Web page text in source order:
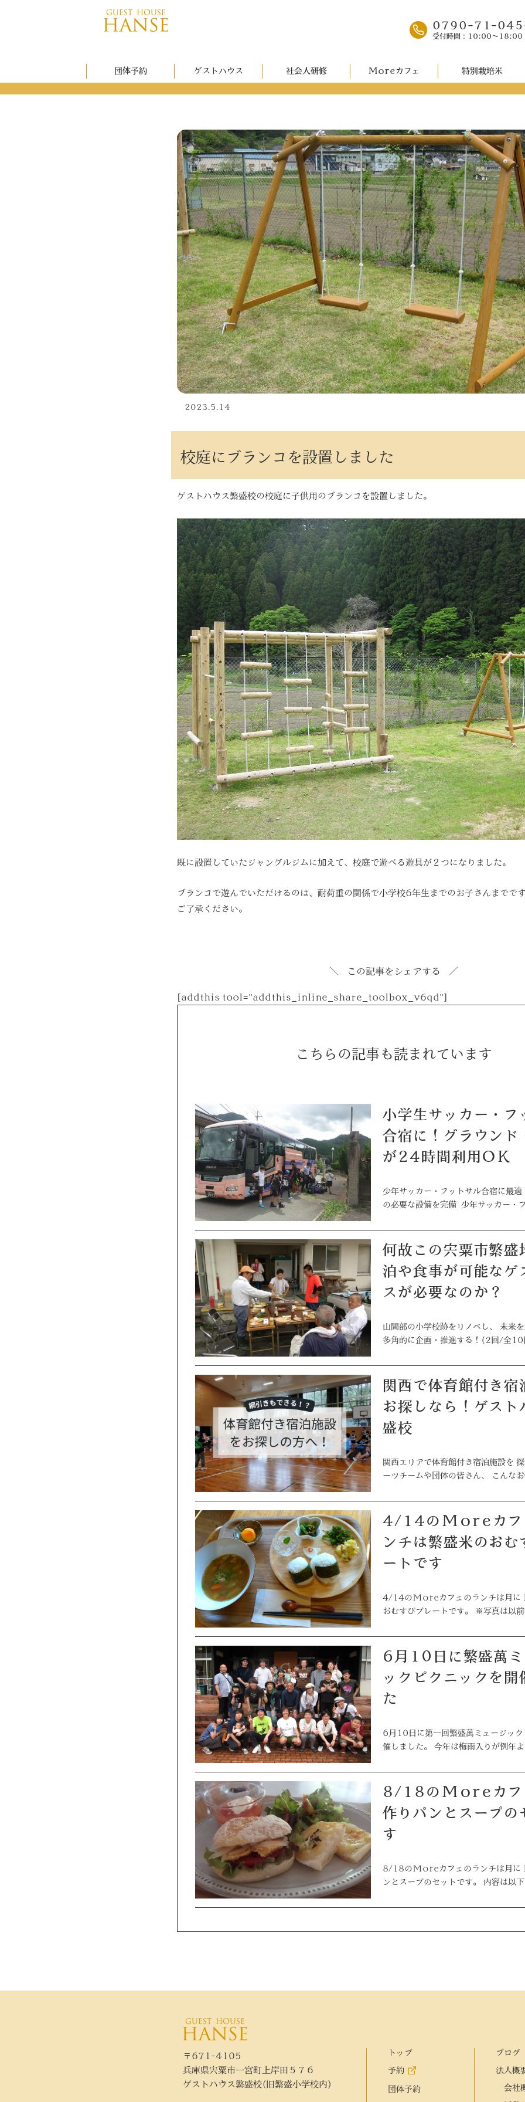
0790-71-
受付時間：10:00～18:00
団体予約 ゲストハウス 社会人研修 Moreカフェ 特別栽培米
2023.5.14
校庭にブランコを設置しました
ゲストハウス繁盛校の校庭に子供用のブランコを設置しました。
既に設置していたジャングルジムに加えて、校庭で遊べる遊具が２つになりました。
ブランコで遊んでいただけるのは、耐荷重の関係で小学校6年生までのお子さんまでで
ご了承ください。
この記事をシェアする
[addthis tool="addthis_inline_share_toolbox_v6qd"]
こちらの記事も読まれています
小学生サッカー・フットサル
合宿に！グラウンド
が24時間利用OK
少年サッカー・フットサル合宿に最適
の必要な設備を完備 少年サッカー・
何故この宍粟市繁盛地区に宿
泊や食事が可能なゲ
スが必要なのか？
山間部の小学校跡をリノベし、 未来
多角的に企画・推進する！(2回/全
関西で体育館付き宿泊施設を
お探しなら！ゲスト
盛校
関西エリアで体育館付き宿泊施設を
ーツチームや団体の皆さん、 こんな
4/14のMoreカフェのラ
ンチは繁盛米のおむ
ートです
4/14のMoreカフェのランチは月に
おむすびプレートです。 ※写真は以
6月10日に繁盛萬ミュージ
ックピクニックを開
た
6月10日に第一回繁盛萬ミュージック
催しました。 今年は梅雨入りが例年
8/18のMoreカフェは手
作りパンとスープの
す
8/18のMoreカフェのランチは月に
ンとスープのセットです。 内容は以
〒671-4105
兵庫県宍粟市一宮町上岸田５７６
ゲストハウス繁盛校(旧繁盛小学校内)
トップ
予約
団体予約
ブログ
法人概
会社